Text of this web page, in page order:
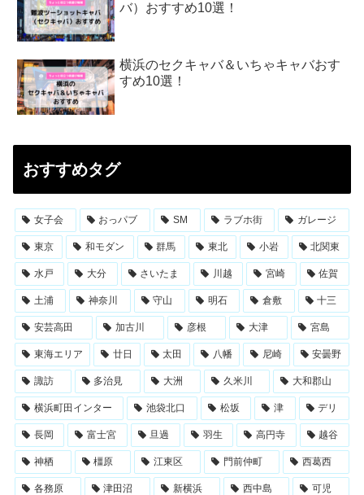
バ）おすすめ10選！
横浜のセクキャバ＆いちゃキャバおす
すめ10選！
おすすめタグ
女子会 おっパブ SM ラブホ街 ガレージ
東京 和モダン 群馬 東北 小岩 北関東
水戸 大分 さいたま 川越 宮崎 佐賀
土浦 神奈川 守山 明石 倉敷 十三
安芸高田 加古川 彦根 大津 宮島
東海エリア 廿日 太田 八幡 尼崎 安曇野
諏訪 多治見 大洲 久米川 大和郡山
横浜町田インター 池袋北口 松坂 津 デリ
長岡 富士宮 旦過 羽生 高円寺 越谷
神栖 橿原 江東区 門前仲町 西葛西
各務原 津田沼 新横浜 西中島 可児